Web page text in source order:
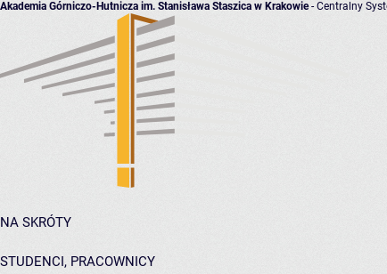
Akademia Górniczo-Hutnicza im. Stanisława Staszica w Krakowie- Centralny
NA SKRÓTY
STUDENCI, PRACOWNICY